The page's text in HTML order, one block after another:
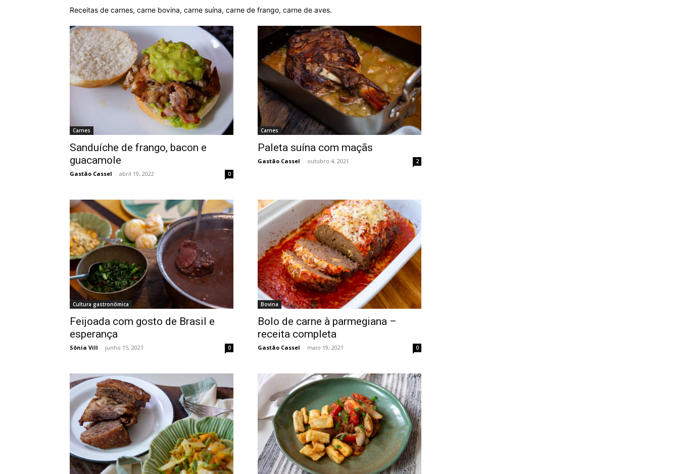
Receitas de carnes, carne bovina, carne suína, carne de frango, carne de aves.
Carnes
Sanduíche de frango, bacon e
guacamole
Gastão Cassel - abril 19, 2022 0
Carnes
Paleta suína com maçãs
Gastão Cassel - outubro 4, 2021 2
Cultura gastronômica
Feijoada com gosto de Brasil e
esperança
Sônia Vill - junho 15, 2021 0
Bovina
Bolo de carne à parmegiana –
receita completa
Gastão Cassel - maio 19, 2021 0